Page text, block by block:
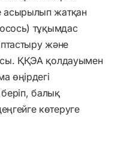
жатқан
тұқымдас
және
ҚҚЭА қолдауымен
өңірдегі
беріп, балық
көтеруге